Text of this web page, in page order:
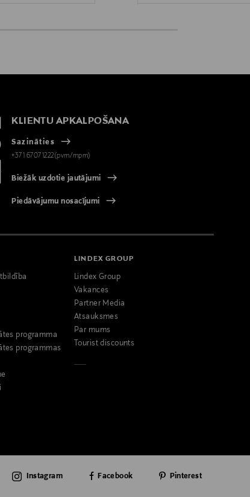
KLIENTU APKALPOŠANA
Sazināties
+371 67071222(pvm/mpm)
Biežāk uzdotie jautājumi
Piedāvājumu nosacījumi
programma
programmas
LINDEX GROUP
Lindex Group
Vakances
Partner Media
Atsauksmes
Par mums
Tourist discounts
Instagram Facebook Pinterest